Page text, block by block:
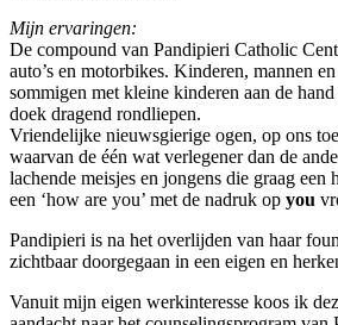
Mijn ervaringen:
De compound van Pandipieri Catholic
auto’s en motorbikes. Kinderen, mannen
sommigen met kleine kinderen aan de
doek dragend rondliepen.
Vriendelijke nieuwsgierige ogen, op ons
waarvan de één wat verlegener dan de
lachende meisjes en jongens die graag een
een ‘how are you’ met de nadruk op you
Pandipieri is na het overlijden van haar
zichtbaar doorgegaan in een eigen en
Vanuit mijn eigen werkinteresse koos ik